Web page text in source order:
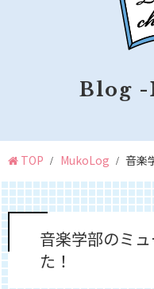
Blog -
TOP MukoLog 音楽
音楽学部のミ
た！